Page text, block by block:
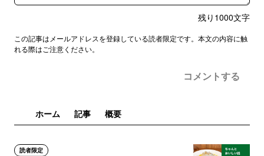
残り 1000文字
この記事はメールアドレスを登録している読者限定です。本文の内容に触
れる際はご注意ください。
コメントする
ホーム 記事 概要
読者限定